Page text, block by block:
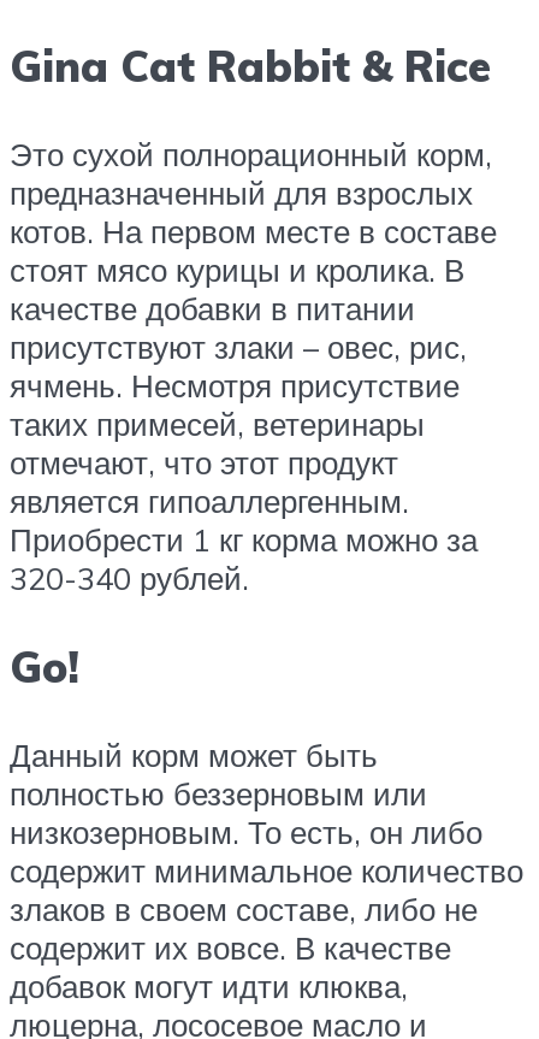
Gina Cat Rabbit & Rice
Это сухой полнорационный корм,
предназначенный для взрослых
котов. На первом месте в составе
стоят мясо курицы и кролика. В
качестве добавки в питании
присутствуют злаки – овес, рис,
ячмень. Несмотря присутствие
таких примесей, ветеринары
отмечают, что этот продукт
является гипоаллергенным.
Приобрести 1 кг корма можно за
320-340 рублей.
Go!
Данный корм может быть
полностью беззерновым или
низкозерновым. То есть, он либо
содержит минимальное количество
злаков в своем составе, либо не
содержит их вовсе. В качестве
добавок могут идти клюква,
люцерна, лососевое масло и